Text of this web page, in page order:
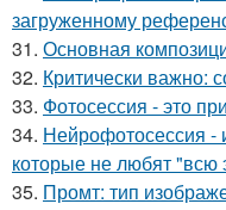
загруженному
31. Основная
32. Критически важно:
33. Фотосессия - это
34. Нейрофотосессия -
которые не любят "всю
35. Промт: тип